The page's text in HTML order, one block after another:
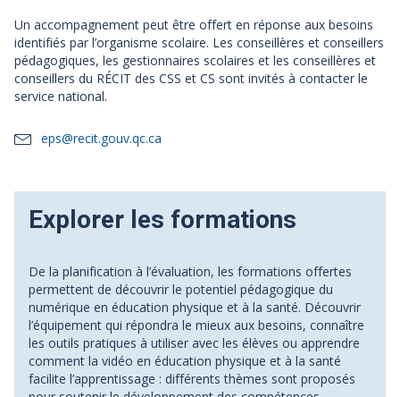
Un accompagnement peut être offert en réponse aux besoins
identifiés par l’organisme scolaire. Les conseillères et conseillers
pédagogiques, les gestionnaires scolaires et les conseillères et
conseillers du RÉCIT des CSS et CS sont invités à contacter le
service national.
eps@recit.gouv.qc.ca
Explorer les formations
De la planification à l’évaluation, les formations offertes
permettent de découvrir le potentiel pédagogique du
numérique en éducation physique et à la santé. Découvrir
l’équipement qui répondra le mieux aux besoins, connaître
les outils pratiques à utiliser avec les élèves ou apprendre
comment la vidéo en éducation physique et à la santé
facilite l’apprentissage : différents thèmes sont proposés